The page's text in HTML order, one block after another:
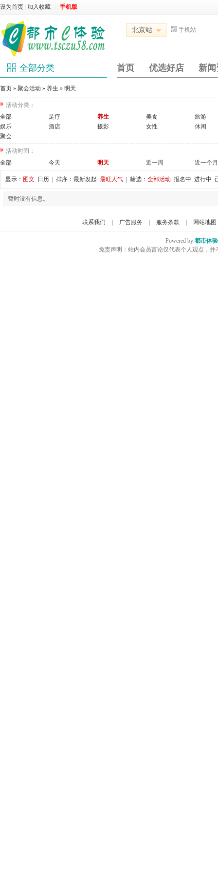
设为首页 加入收藏 手机版
北京站 手机站
全部分类 首页 优选好店 新闻
首页 » 聚会活动 » 养生 » 明天
活动分类：
全部
足疗 养生 美食
旅游
娱乐
酒店 摄影 女性
休闲
聚会
活动时间：
全部
今天 明天 近一周 近一个月
显示： 图文 日历 | 排序： 最新发起 最旺人气 | 筛选： 全部活动 报名中 进行中
暂时没有信息。
联系我们 广告服务 服务条款 网站地图
Powered by 都市体
免责声明：站内会员言论仅代表个人观点，